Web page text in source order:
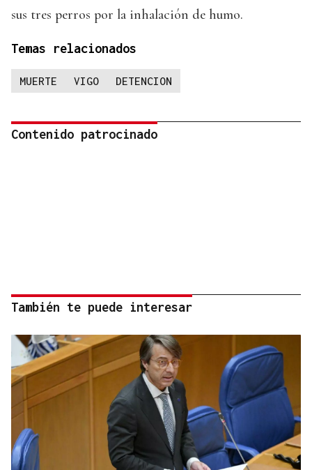
sus tres perros por la inhalación de humo.
Temas relacionados
MUERTE VIGO DETENCION
Contenido patrocinado
También te puede interesar